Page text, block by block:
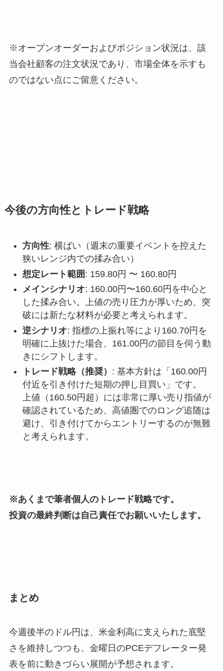
※オープンオーダーおよびポジション状況は、該
当会社顧客の注文状況であり、市場全体を示すも
のではない点にご留意ください。
今後の方向性とトレード戦略
方向性: 横ばい（週末の重要イベントを控えた
狭いレンジ内での揉み合い）
想定レート範囲 : 159.80円 〜 160.80円
メインシナリオ: 160.00円〜160.60円を中心と
した揉み合い。上値の売り圧力が厚いため、突
破には新たな材料が必要と考えられます。
逆シナリオ: 指標の上振れ等により160.70円を
明確に上抜けた場合、161.00円の節目を伺う動
きにシフトします。
トレード戦略（推奨） : 基本方針は「160.00円
付近を引き付けた短期の押し目買い」です。
上値（160.50円超）には非常に厚い売り指値が
確認されているため、高値圏でのロング追随は
避け、引き付けてからエントリーするのが無難
と考えられます。
※あくまで筆者個人のトレード戦略です。
投資の最終判断は自己責任でお願いいたします。
まとめ
今週後半のドル円は、米金利高に支えられた底堅
さを維持しつつも、金曜日のPCEデフレーター発
表を前に動きづらい展開が予想されます。